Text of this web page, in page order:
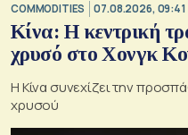
COMMODITIES 07.08.2026, 09:41
Κίνα: Η κεντρική
χρυσό στο Χονγκ
Η Κίνα συνεχίζει την
χρυσού